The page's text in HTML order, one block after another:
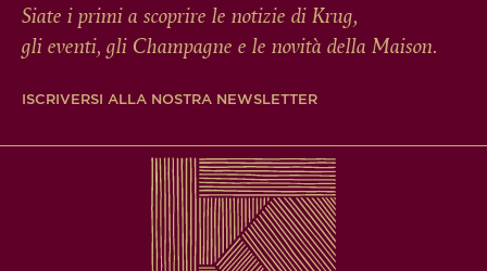
Siate i primi a scoprire le notizie di Krug,
gli eventi, gli Champagne e le novità della Maison.
ISCRIVERSI ALLA NOSTRA NEWSLETTER